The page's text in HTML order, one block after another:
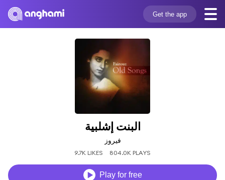
Get the app
البنت إشلبية
فيروز
9.7K LIKES 804.0K PLAYS
Play for free